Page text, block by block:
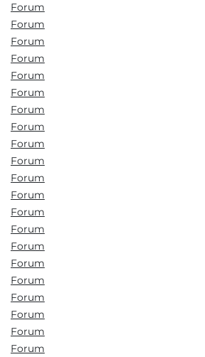
Forum
Forum
Forum
Forum
Forum
Forum
Forum
Forum
Forum
Forum
Forum
Forum
Forum
Forum
Forum
Forum
Forum
Forum
Forum
Forum
Forum